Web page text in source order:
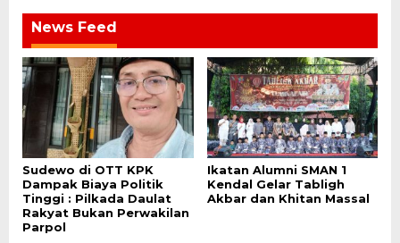
News Feed
Sudewo di OTT KPK
Dampak Biaya Politik
Tinggi : Pilkada Daulat
Rakyat Bukan Perwakilan
Parpol
Ikatan Alumni SMAN 1
Kendal Gelar Tabligh
Akbar dan Khitan Massal